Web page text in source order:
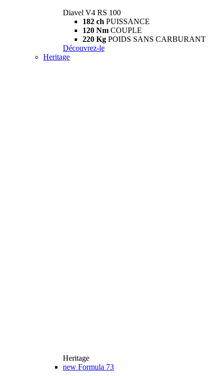
Diavel V4 RS 100
182 ch PUISSANCE
120 Nm COUPLE
220 Kg POIDS SANS CARBURANT
Découvrez-le
Heritage
Heritage
new Formula 73